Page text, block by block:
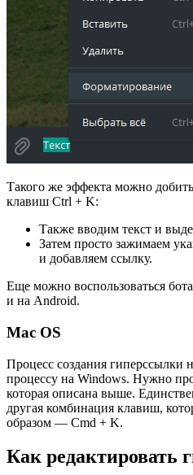
Такого же эффекта можно
клавиш Ctrl + K:
Также вводим текст и
Затем просто зажимаем
и добавляем ссылку.
Еще можно воспользоваться
и на Android.
Mac OS
Процесс создания гиперссылки
процессу на Windows. Нужно
которая описана выше.
другая комбинация клавиш,
образом — Cmd + K.
Как редактировать